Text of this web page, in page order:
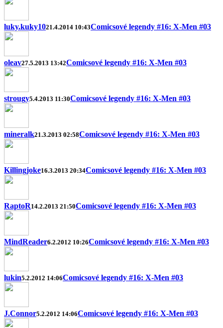
luky.kuky1021.4.2014 10:43Comicsové legendy #16: X-Men #03
oleav27.5.2013 13:42Comicsové legendy #16: X-Men #03
strougy5.4.2013 11:30Comicsové legendy #16: X-Men #03
mineralk21.3.2013 02:58Comicsové legendy #16: X-Men #03
Killingjoke16.3.2013 20:34Comicsové legendy #16: X-Men #03
RaptoR14.2.2013 21:50Comicsové legendy #16: X-Men #03
MindReader6.2.2012 10:26Comicsové legendy #16: X-Men #03
lukin5.2.2012 14:06Comicsové legendy #16: X-Men #03
J.Connor5.2.2012 14:06Comicsové legendy #16: X-Men #03